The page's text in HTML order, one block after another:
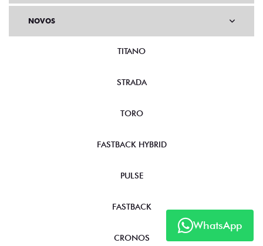
WhatsApp
NOVOS
TITANO
STRADA
TORO
FASTBACK HYBRID
PULSE
FASTBACK
CRONOS